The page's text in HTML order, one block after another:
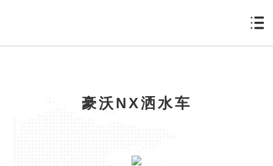
豪沃NX洒水车